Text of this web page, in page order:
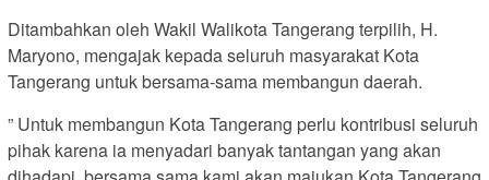
Ditambahkan oleh Wakil Walikota Tangerang terpilih, H.
Maryono, mengajak kepada seluruh masyarakat Kota
Tangerang untuk bersama-sama membangun daerah.
” Untuk membangun Kota Tangerang perlu kontribusi seluruh
pihak karena ia menyadari banyak tantangan yang akan